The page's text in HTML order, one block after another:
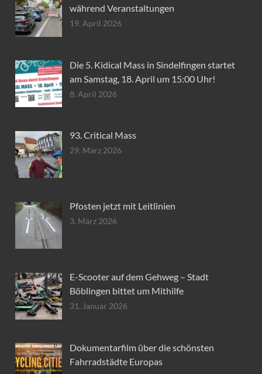
während Veranstaltungen
19. April 2026
Die 5. Kidical Mass in Sindelfingen startet
am Samstag, 18. April um 15:00 Uhr!
8. April 2026
93. Critical Mass
29. März 2026
Pfosten jetzt mit Leitlinien
3. März 2026
E-Scooter auf dem Gehweg – Stadt
Böblingen bittet um Mithilfe
31. Januar 2026
Dokumentarfilm über die schönsten
Fahrradstädte Europas